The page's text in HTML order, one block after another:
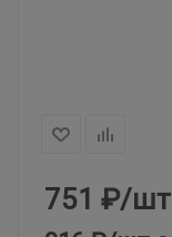
751 ₽/шт